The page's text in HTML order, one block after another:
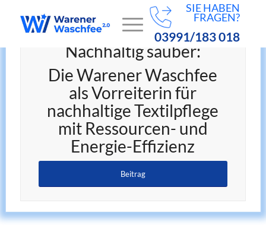
SIE HABEN
FRAGEN?
03991/183 018
Nachhaltig sauber:
Die Warener Waschfee
als Vorreiterin für
nachhaltige Textilpflege
mit Ressourcen- und
Energie-Effizienz
Beitrag